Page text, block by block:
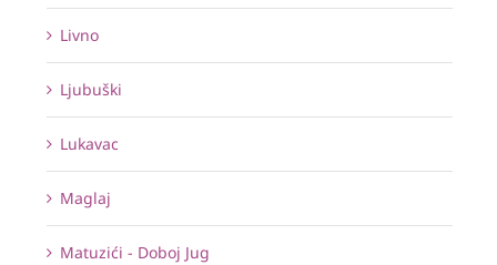
Livno
Ljubuški
Lukavac
Maglaj
Matuzići - Doboj Jug